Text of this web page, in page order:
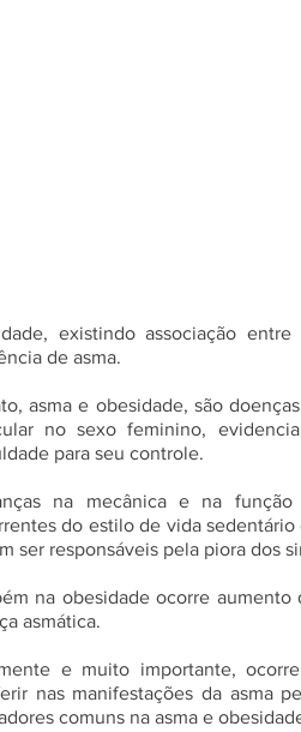
existindo associação
de asma.
asma e obesidade, são
no sexo feminino,
para seu controle.
na mecânica e na função
do estilo de vida
ser responsáveis pela piora dos
na obesidade ocorre
asmática.
e muito importante,
nas manifestações da asma
comuns na asma e